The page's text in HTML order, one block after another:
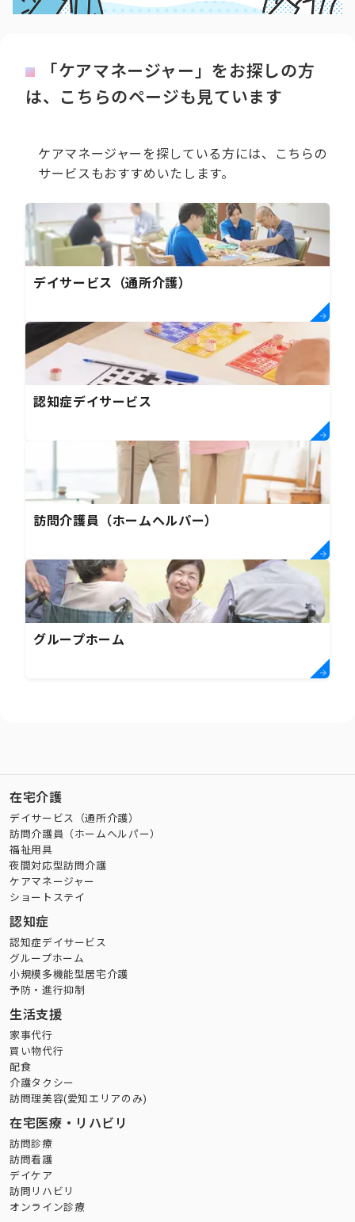
「ケアマネージャー」をお探しの方
は、こちらのページも見ています
ケアマネージャーを探している方には、こちらの
サービスもおすすめいたします。
デイサービス（通所介護）
認知症デイサービス
訪問介護員（ホームヘルパー）
グループホーム
在宅介護
デイサービス（通所介護）
訪問介護員（ホームヘルパー）
福祉用具
夜間対応型訪問介護
ケアマネージャー
ショートステイ
認知症
認知症デイサービス
グループホーム
小規模多機能型居宅介護
予防・進行抑制
生活支援
家事代行
買い物代行
配食
介護タクシー
訪問理美容(愛知エリアのみ)
在宅医療・リハビリ
訪問診療
訪問看護
デイケア
訪問リハビリ
オンライン診療